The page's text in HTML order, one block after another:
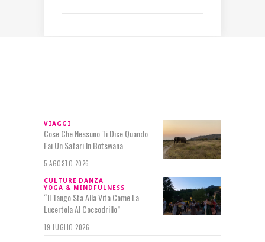
VIAGGI
Cose Che Nessuno Ti Dice Quando
Fai Un Safari In Botswana
5 AGOSTO 2026
CULTURE DANZA
YOGA & MINDFULNESS
“Il Tango Sta Alla Vita Come La
Lucertola Al Coccodrillo”
19 LUGLIO 2026